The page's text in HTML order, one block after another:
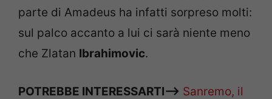
parte di Amadeus ha infatti sorpreso molti:
sul palco accanto a lui ci sarà niente meno
che Zlatan Ibrahimovic.
POTREBBE INTERESSARTI–> Sanremo, il